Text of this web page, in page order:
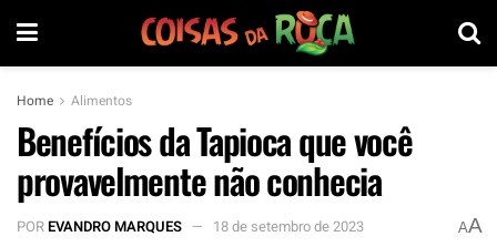
Home Alimentos
Benefícios da Tapioca que você
provavelmente não conhecia
POREVANDRO MARQUES 18 de setembro de 2023 AA